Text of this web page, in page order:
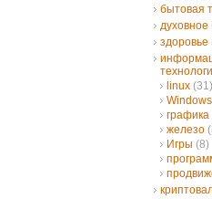
бытовая
духовное
здоровье
linux (31)
Windows
графика
железо
Игры (8)